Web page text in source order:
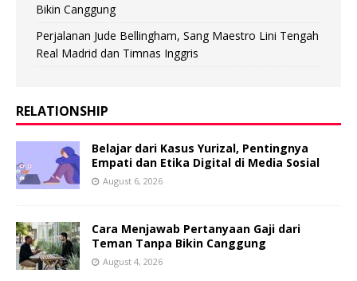
Bikin Canggung
Perjalanan Jude Bellingham, Sang Maestro Lini Tengah
Real Madrid dan Timnas Inggris
RELATIONSHIP
Belajar dari Kasus Yurizal, Pentingnya
Empati dan Etika Digital di Media Sosial
August 6, 2026
Cara Menjawab Pertanyaan Gaji dari
Teman Tanpa Bikin Canggung
August 4, 2026